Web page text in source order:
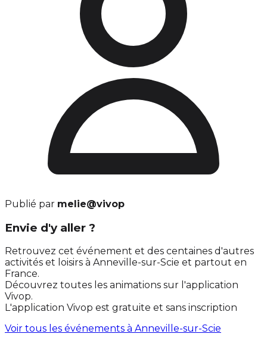
Publié par melie@vivop
Envie d'y aller ?
Retrouvez cet événement et des centaines d'autres
activités et loisirs à Anneville-sur-Scie et partout en
France.
Découvrez toutes les animations sur l'application
Vivop.
L'application Vivop est gratuite et sans inscription
Voir tous les événements à Anneville-sur-Scie